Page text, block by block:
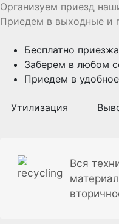
Организуем приезд
Приедем в выходные и
Бесплатно
Заберем в любом
Приедем в
Утилизация
Вся